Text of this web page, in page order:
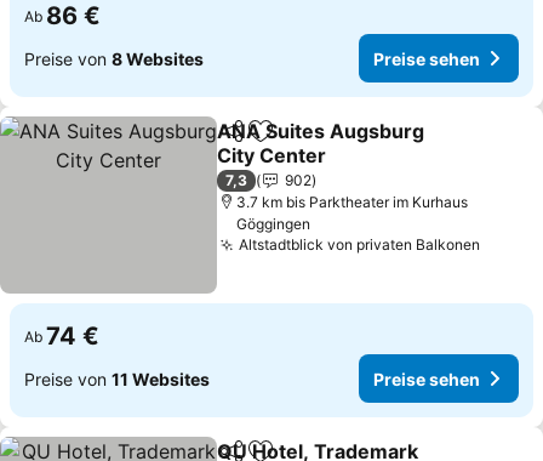
Ab 86 €
Preise von 8 Websites Preise sehen
TeilenZu Favoriten hinzufügen
ANA Suites Augsburg
City Center
Preise sehen
7,3
902
3.7 km bis Parktheater im Kurhaus
Göggingen
Altstadtblick von privaten Balkonen
Ab 74 €
Preise von 11 Websites Preise sehen
QU Hotel, Trademark